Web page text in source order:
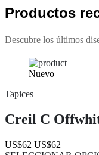
Productos
Descubre los últimos
Nuevo
Tapices
Creil C
US$62 US$62